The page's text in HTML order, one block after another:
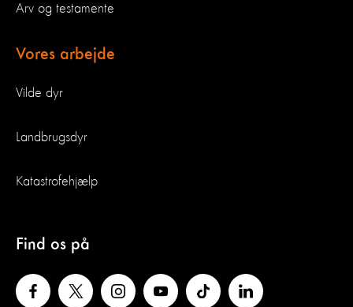
Arv og testamente
Vores arbejde
Vilde dyr
Landbrugsdyr
Katastrofehjælp
Find os på